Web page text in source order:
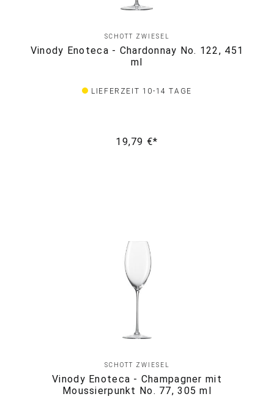
SCHOTT ZWIESEL
Vinody Enoteca - Chardonnay No. 122, 451
ml
LIEFERZEIT 10-14 TAGE
19,79 €*
SCHOTT ZWIESEL
Vinody Enoteca - Champagner mit
Moussierpunkt No. 77, 305 ml